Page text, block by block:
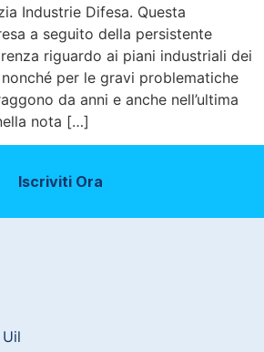
Industrie Difesa. Questa
a seguito della persistente
riguardo ai piani industriali dei
per le gravi problematiche
da anni e anche nell’ultima
nota […]
Iscriviti Ora